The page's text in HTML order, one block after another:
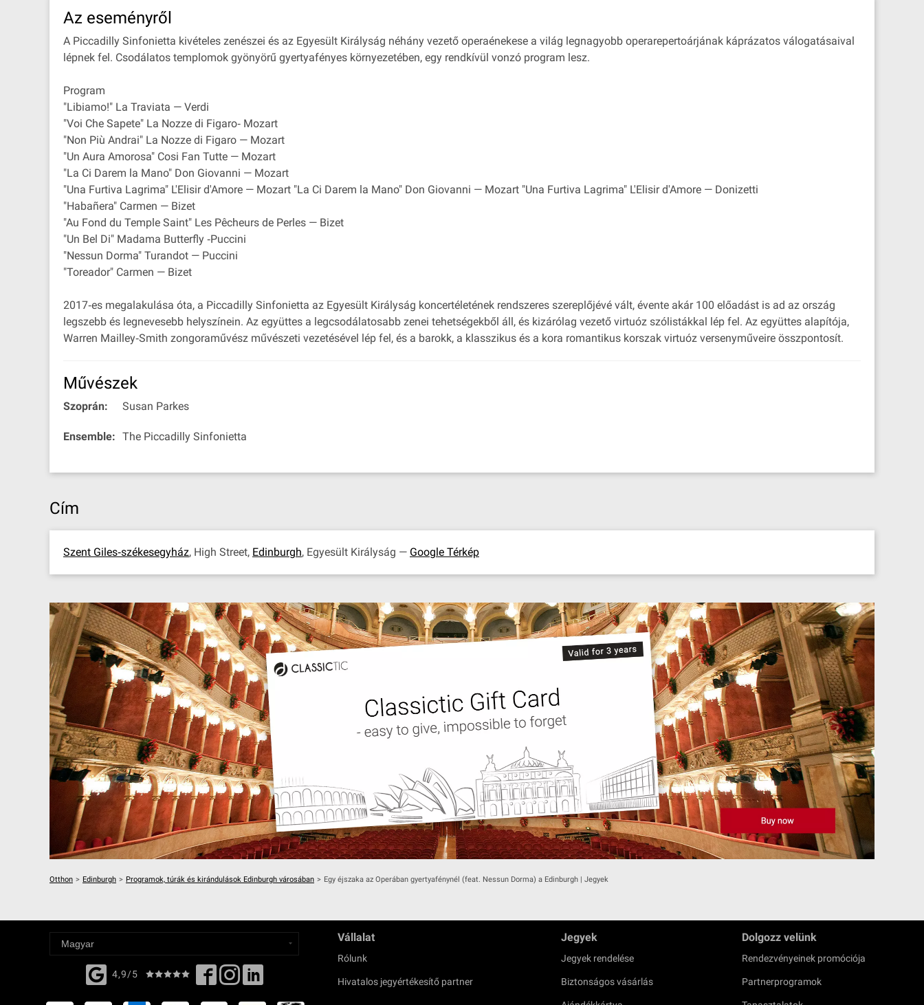
Az eseményről
A Piccadilly Sinfonietta kivételes zenészei és az Egyesült Királyság néhány vezető operaénekese a világ legnagyobb operarepertoárjának káprázatos válogatásaival
lépnek fel. Csodálatos templomok gyönyörű gyertyafényes környezetében, egy rendkívül vonzó program lesz.
Program
"Libiamo!" La Traviata — Verdi
"Voi Che Sapete" La Nozze di Figaro‐ Mozart
"Non Più Andrai" La Nozze di Figaro — Mozart
"Un Aura Amorosa" Cosi Fan Tutte — Mozart
"La Ci Darem la Mano" Don Giovanni — Mozart
"Una Furtiva Lagrima" L'Elisir d'Amore — Mozart "La Ci Darem la Mano" Don Giovanni — Mozart "Una Furtiva Lagrima" L'Elisir d'Amore — Donizetti
"Habañera" Carmen — Bizet
"Au Fond du Temple Saint" Les Pêcheurs de Perles — Bizet
"Un Bel Di" Madama Butterfly ‐Puccini
"Nessun Dorma" Turandot — Puccini
"Toreador" Carmen — Bizet
2017‐es megalakulása óta, a Piccadilly Sinfonietta az Egyesült Királyság koncertéletének rendszeres szereplőjévé vált, évente akár 100 előadást is ad az ország
legszebb és legnevesebb helyszínein. Az együttes a legcsodálatosabb zenei tehetségekből áll, és kizárólag vezető virtuóz szólistákkal lép fel. Az együttes alapítója,
Warren Mailley‐Smith zongoraművész művészeti vezetésével lép fel, és a barokk, a klasszikus és a kora romantikus korszak virtuóz versenyműveire összpontosít.
Művészek
Szoprán: Susan Parkes
Ensemble: The Piccadilly Sinfonietta
Cím
Szent Giles‐székesegyház, High Street, Edinburgh, Egyesült Királyság — Google Térkép
Otthon > Edinburgh > Programok, túrák és kirándulások Edinburgh városában > Egy éjszaka az Operában gyertyafénynél (feat. Nessun Dorma) a Edinburgh | Jegyek
4,9/5
Vállalat
Rólunk
Hivatalos jegyértékesítő partner
Jegyek
Jegyek rendelése
Biztonságos vásárlás
Dolgozz velünk
Rendezvényeinek promóciója
Partnerprogramok